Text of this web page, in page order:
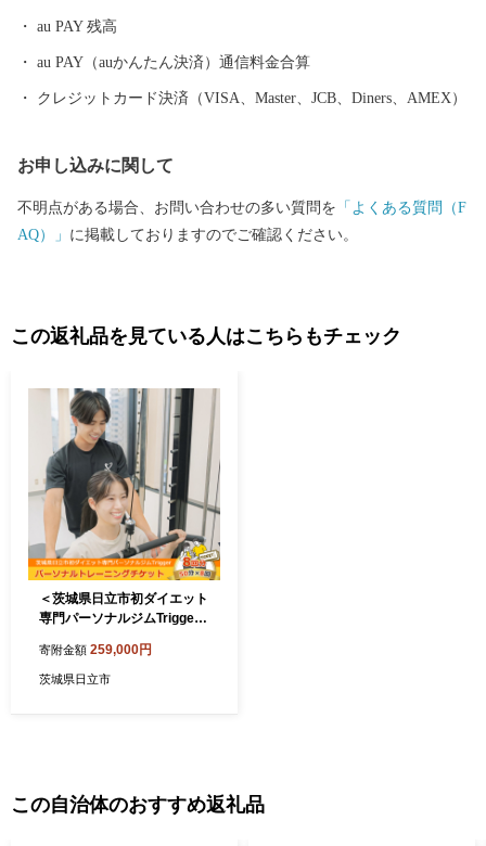
部には、奈良県内第2位の面積を有する馬見丘陵公園やかぐや姫に
ちなんだ竹取公園など魅力的な公園があり、地元住民に加えて町
外や県外からも親子連れなど多くの人たちが訪れる交流の中心地
au PAY 残高
au PAY（auかんたん決済）通信料金合算
クレジットカード決済（VISA、Master、JCB、Diners、AMEX）
お申し込みに関して
不明点がある場合、お問い合わせの多い質問を 「よくある質問（F
AQ）」 に掲載しておりますのでご確認ください。
この返礼品を見ている人はこちらもチェック
＜茨城県日立市初ダイエット
専門パーソナルジムTrigger
ケット8回分【50分×8回】【
茨城県 日立市 】
寄附金額 259,000円
茨城県日立市
この自治体のおすすめ返礼品